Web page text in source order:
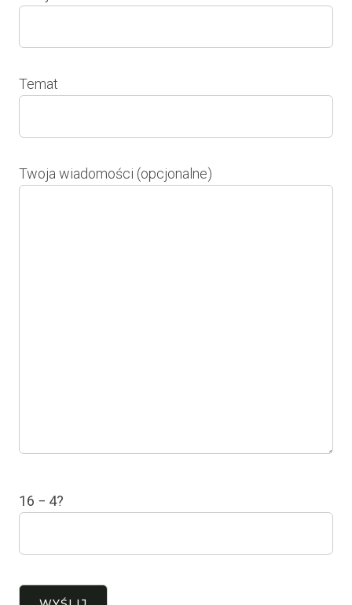
Temat
Twoja wiadomości (opcjonalne)
16 − 4?